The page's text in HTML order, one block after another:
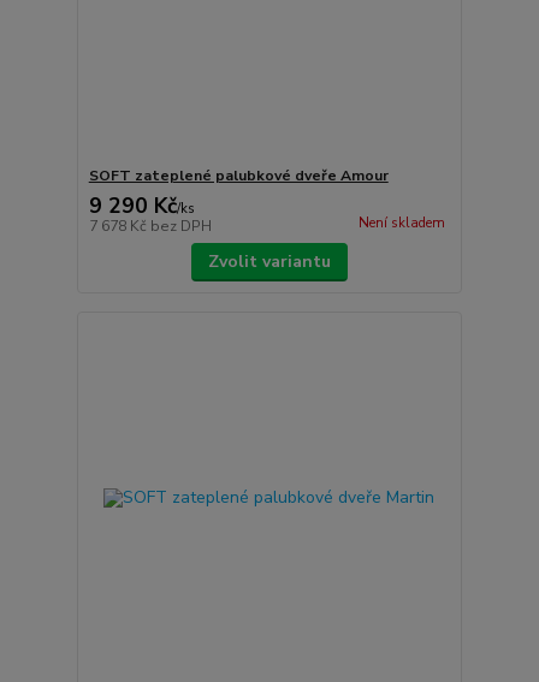
SOFT zateplené palubkové dveře Amour
9 290 Kč/ks
7 678 Kč bez DPH Není skladem
Zvolit variantu